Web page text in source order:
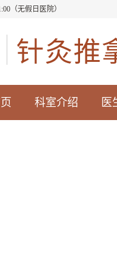
（无假日医院）
科室介绍 医